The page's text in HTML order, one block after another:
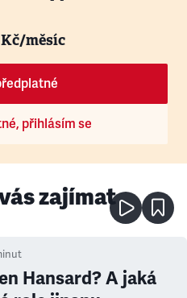
Kč/měsíc
přihlásím se
zajímat
Hansard? A jaká